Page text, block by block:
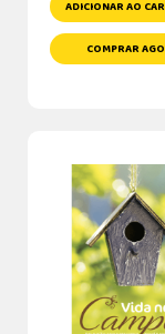
ADICIONAR AO
COMPRAR